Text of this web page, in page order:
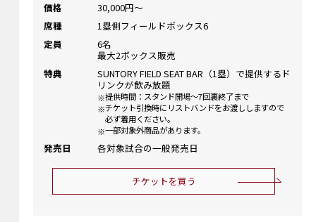
価格
30,000円～
席種
1塁側フィールドボックス6
定員
6名
最大2ボックス販売
特典
SUNTORY FIELD SEAT BAR（1塁）で提供するド
リンクが飲み放題
提供時間：スタンド開場～7回裏終了まで
チケット引換時にリストバンドをお渡ししますので
必ず着用ください。
一部対象外商品があります。
発売日 各対象試合の一般発売日
チケットを買う